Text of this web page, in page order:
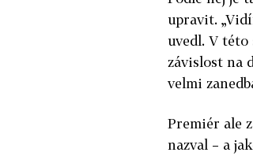
upravit.
uvedl. V této
závislost na
velmi
Premiér ale
nazval – a